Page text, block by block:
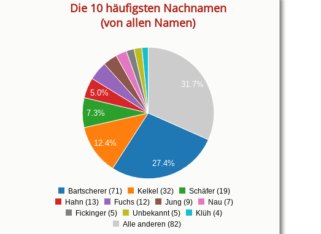
Die 10 häufigsten Nachnamen
(von allen Namen)
27.4%
12.4%
7.3%
5.0%
31.7%
Bartscherer (71) Kelkel (32)
Schäfer (19)
Hahn (13)
Fuchs (12) Jung (9)
Nau (7)
Fickinger (5)
Unbekannt (5)
Klüh (4)
Alle anderen (82)